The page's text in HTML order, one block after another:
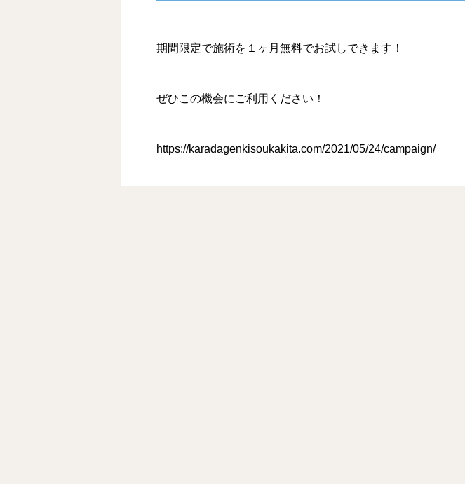
期間限定で施術を１ヶ月無料でお試しできます！
ぜひこの機会にご利用ください！
https://karadagenkisoukakita.com/2021/05/24/campaign/